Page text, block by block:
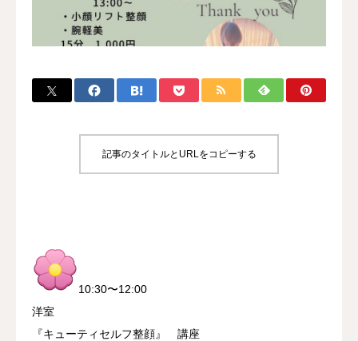
記事のタイトルとURLをコピーする
10:30〜12:00
洋室
『キューティセルフ整顔』 講座